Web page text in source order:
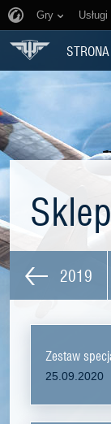
Gry Usługi
2019
Zestaw
25.09.2020